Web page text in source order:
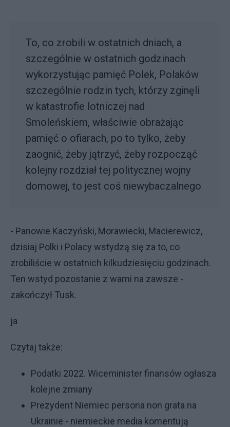
To, co zrobili w ostatnich dniach, a
szczególnie w ostatnich godzinach
wykorzystując pamięć Polek, Polaków
szczególnie rodzin tych, którzy zginęli
w katastrofie lotniczej nad
Smoleńskiem, właściwie obrażając
pamięć o ofiarach, po to tylko, żeby
zaognić, żeby jątrzyć, żeby rozpocząć
kolejny rozdział tej politycznej wojny
domowej, to jest coś niewybaczalnego
- Panowie Kaczyński, Morawiecki, Macierewicz,
dzisiaj Polki i Polacy wstydzą się za to, co
zrobiliście w ostatnich kilkudziesięciu godzinach.
Ten wstyd pozostanie z wami na zawsze -
zakończył Tusk.
ja
Czytaj także:
Podatki 2022. Wiceminister finansów ogłasza
kolejne zmiany
Prezydent Niemiec persona non grata na
Ukrainie - niemieckie media komentują